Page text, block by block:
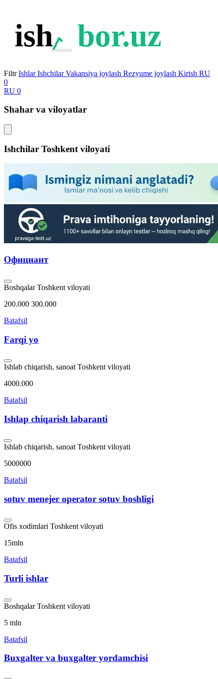
ish bor.uz
Filtr Ishlar Ishchilar Vakansiya joylash Rezyume joylash Kirish RU
0
RU 0
Shahar va viloyatlar
Ishchilar Toshkent viloyati
Официант
Boshqalar Toshkent viloyati
200.000 300.000
Batafsil
Farqi yo
Ishlab chiqarish, sanoat Toshkent viloyati
4000.000
Batafsil
Ishlap chiqarish labaranti
Ishlab chiqarish, sanoat Toshkent viloyati
5000000
Batafsil
sotuv menejer operator sotuv boshligi
Ofis xodimlari Toshkent viloyati
15mln
Batafsil
Turli ishlar
Boshqalar Toshkent viloyati
5 mln
Batafsil
Buxgalter va buxgalter yordamchisi